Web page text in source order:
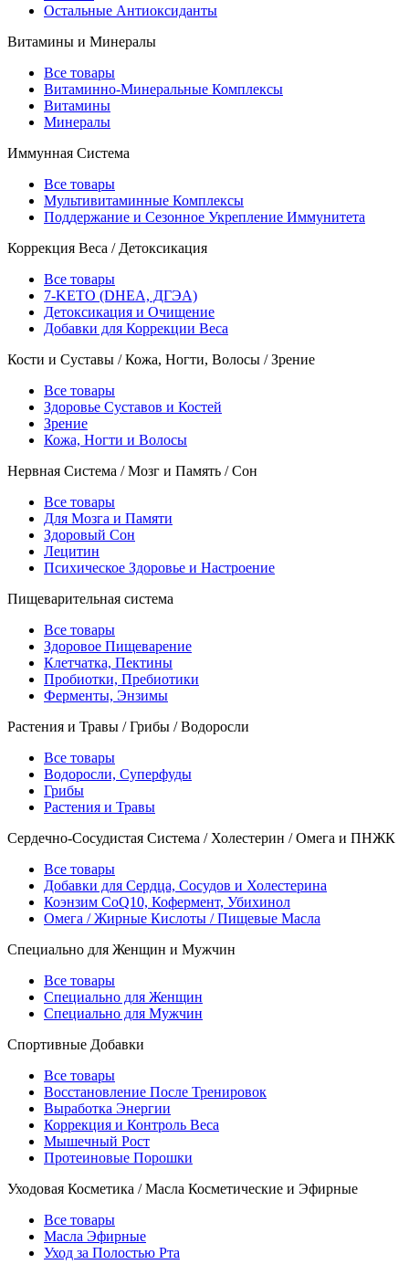
Остальные Антиоксиданты
Витамины и Минералы
Все товары
Витаминно-Минеральные Комплексы
Витамины
Минералы
Иммунная Система
Все товары
Мультивитаминные Комплексы
Поддержание и Сезонное Укрепление Иммунитета
Коррекция Веса / Детоксикация
Все товары
7-KETO (DHEA, ДГЭА)
Детоксикация и Очищение
Добавки для Коррекции Веса
Кости и Суставы / Кожа, Ногти, Волосы / Зрение
Все товары
Здоровье Суставов и Костей
Зрение
Кожа, Ногти и Волосы
Нервная Система / Мозг и Память / Сон
Все товары
Для Мозга и Памяти
Здоровый Сон
Лецитин
Психическое Здоровье и Настроение
Пищеварительная система
Все товары
Здоровое Пищеварение
Клетчатка, Пектины
Пробиотки, Пребиотики
Ферменты, Энзимы
Растения и Травы / Грибы / Водоросли
Все товары
Водоросли, Суперфуды
Грибы
Растения и Травы
Сердечно-Сосудистая Система / Холестерин / Омега и ПНЖК
Все товары
Добавки для Сердца, Сосудов и Холестерина
Коэнзим CoQ10, Кофермент, Убихинол
Омега / Жирные Кислоты / Пищевые Масла
Специально для Женщин и Мужчин
Все товары
Специально для Женщин
Специально для Мужчин
Спортивные Добавки
Все товары
Восстановление После Тренировок
Выработка Энергии
Коррекция и Контроль Веса
Мышечный Рост
Протеиновые Порошки
Уходовая Косметика / Масла Косметические и Эфирные
Все товары
Масла Эфирные
Уход за Полостью Рта